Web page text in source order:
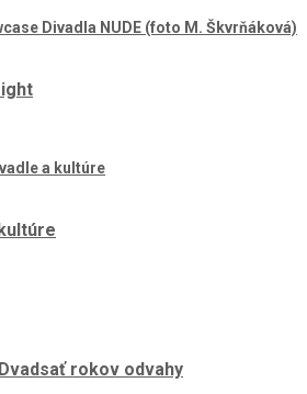
rokov odvahy